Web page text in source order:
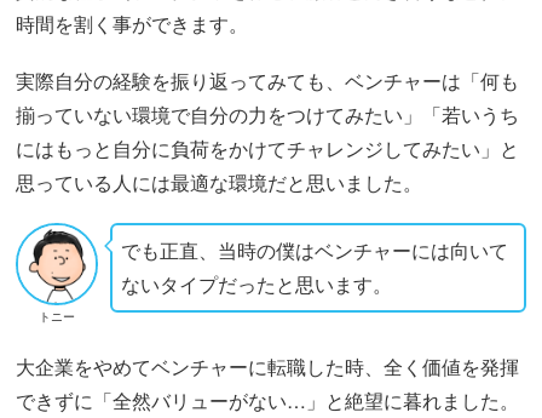
時間を割く事ができます。
実際自分の経験を振り返ってみても、ベンチャーは「何も
揃っていない環境で自分の力をつけてみたい」「若いうち
にはもっと自分に負荷をかけてチャレンジしてみたい」と
思っている人には最適な環境だと思いました。
トニー
でも正直、当時の僕はベンチャーには向いて
ないタイプだったと思います。
大企業をやめてベンチャーに転職した時、全く価値を発揮
できずに「全然バリューがない…」と絶望に暮れました。